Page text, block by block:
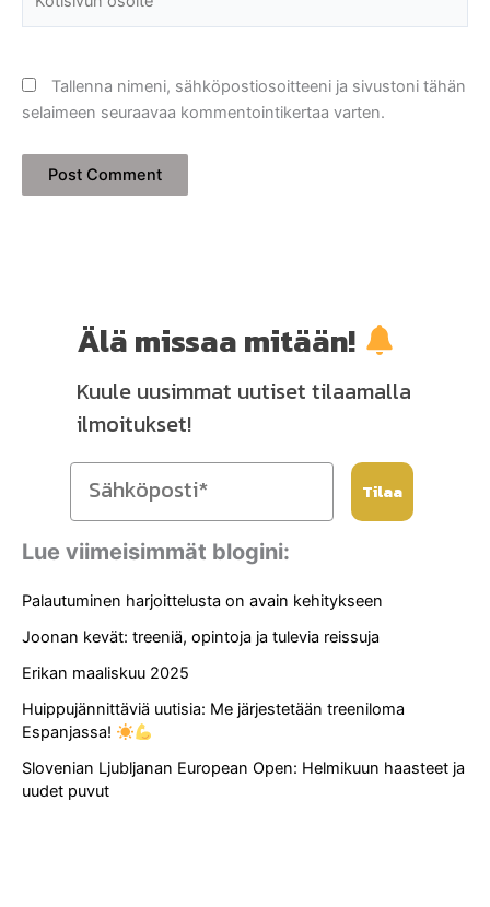
osoite
Tallenna nimeni, sähköpostiosoitteeni ja sivustoni tähän
selaimeen seuraavaa kommentointikertaa varten.
Älä missaa mitään!
Kuule uusimmat uutiset tilaamalla
ilmoitukset!
Tilaa
Lue viimeisimmät blogini:
Palautuminen harjoittelusta on avain kehitykseen
Joonan kevät: treeniä, opintoja ja tulevia reissuja
Erikan maaliskuu 2025
Huippujännittäviä uutisia: Me järjestetään treeniloma
Espanjassa!
Slovenian Ljubljanan European Open: Helmikuun haasteet ja
uudet puvut